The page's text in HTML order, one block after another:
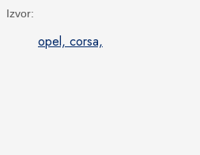
Izvor:
opel, corsa,